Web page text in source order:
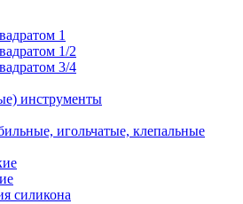
1
1/2
3/4
инструменты
игольчатые, клепальные
силикона